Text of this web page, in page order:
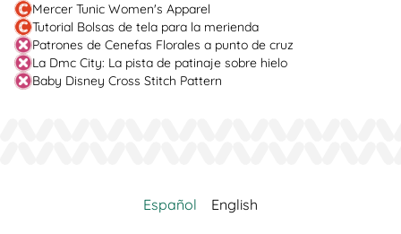
Mercer Tunic Women's Apparel
Tutorial Bolsas de tela para la merienda
Patrones de Cenefas Florales a punto de cruz
La Dmc City: La pista de patinaje sobre hielo
Baby Disney Cross Stitch Pattern
Español English